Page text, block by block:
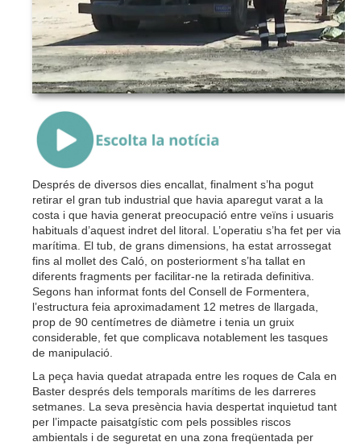
{Play}
Després de diversos dies encallat, finalment s’ha pogut
retirar el gran tub industrial que havia aparegut varat a la
costa i que havia generat preocupació entre veïns i usuaris
habituals d’aquest indret del litoral. L’operatiu s’ha fet per via
marítima. El tub, de grans dimensions, ha estat arrossegat
fins al mollet des Caló, on posteriorment s’ha tallat en
diferents fragments per facilitar-ne la retirada definitiva.
Segons han informat fonts del Consell de Formentera,
l’estructura feia aproximadament 12 metres de llargada,
prop de 90 centímetres de diàmetre i tenia un gruix
considerable, fet que complicava notablement les tasques
de manipulació.
La peça havia quedat atrapada entre les roques de Cala en
Baster després dels temporals marítims de les darreres
setmanes. La seva presència havia despertat inquietud tant
per l’impacte paisatgístic com pels possibles riscos
ambientals i de seguretat en una zona freqüentada per